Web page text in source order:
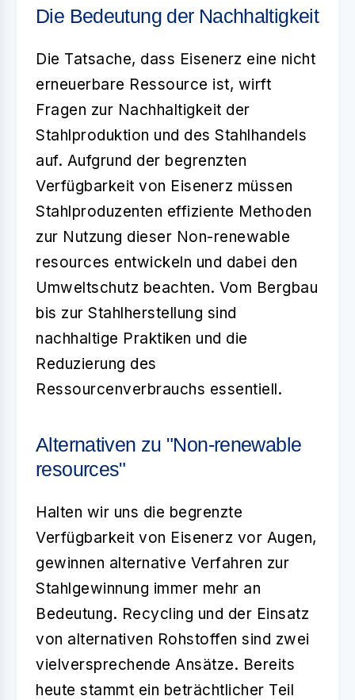
Die Bedeutung der Nachhaltigkeit
Die Tatsache, dass Eisenerz eine nicht
erneuerbare Ressource ist, wirft
Fragen zur Nachhaltigkeit der
Stahlproduktion und des Stahlhandels
auf. Aufgrund der begrenzten
Verfügbarkeit von Eisenerz müssen
Stahlproduzenten effiziente Methoden
zur Nutzung dieser Non-renewable
resources entwickeln und dabei den
Umweltschutz beachten. Vom Bergbau
bis zur Stahlherstellung sind
nachhaltige Praktiken und die
Reduzierung des
Ressourcenverbrauchs essentiell.
Alternativen zu "Non-renewable
resources"
Halten wir uns die begrenzte
Verfügbarkeit von Eisenerz vor Augen,
gewinnen alternative Verfahren zur
Stahlgewinnung immer mehr an
Bedeutung. Recycling und der Einsatz
von alternativen Rohstoffen sind zwei
vielversprechende Ansätze. Bereits
heute stammt ein beträchtlicher Teil